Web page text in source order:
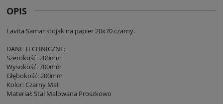
OPIS
Lavita Samar stojak na papier 20x70 czarny.
DANE TECHNICZNE:
Szerokość: 200mm
Wysokość: 700mm
Głębokość: 200mm
Kolor: Czarny Mat
Materiał: Stal Malowana Proszkowo